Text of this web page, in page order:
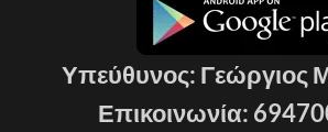
Υπεύθυνος: Γεώργιος
Επικοινωνία: